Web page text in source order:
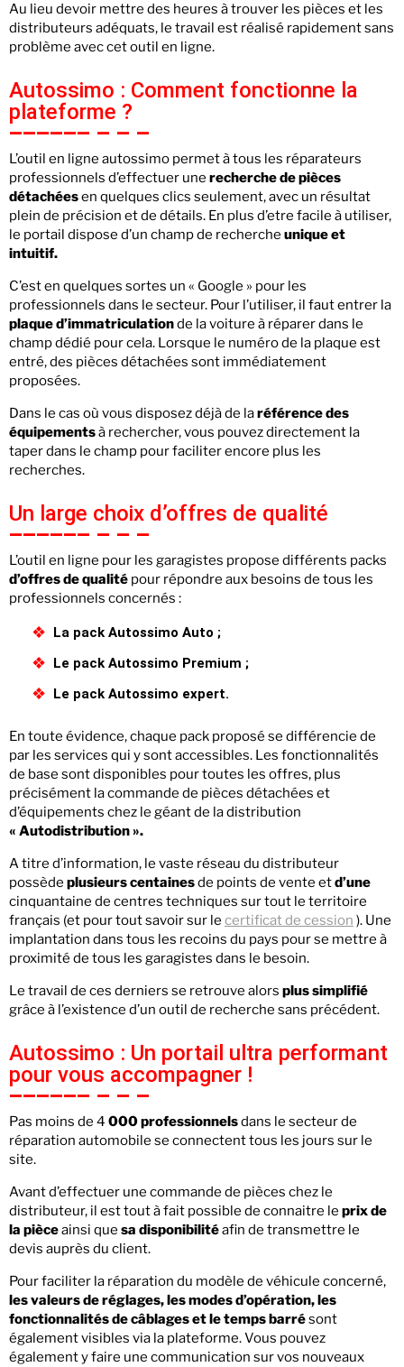
Au lieu devoir mettre des heures à trouver les pièces et les
distributeurs adéquats, le travail est réalisé rapidement sans
problème avec cet outil en ligne.
Autossimo : Comment fonctionne la
plateforme ?
L’outil en ligne autossimo permet à tous les réparateurs
professionnels d’effectuer une recherche de pièces
détachéesen quelques clics seulement, avec un résultat
plein de précision et de détails. En plus d’etre facile à utiliser,
le portail dispose d’un champ de recherche unique et
intuitif.
C’est en quelques sortes un « Google » pour les
professionnels dans le secteur. Pour l’utiliser, il faut entrer la
plaque d’immatriculationde la voiture à réparer dans le
champ dédié pour cela. Lorsque le numéro de la plaque est
entré, des pièces détachées sont immédiatement
proposées.
Dans le cas où vous disposez déjà de laréférence des
équipementsà rechercher, vous pouvez directement la
taper dans le champ pour faciliter encore plus les
recherches.
Un large choix d’offres de qualité
L’outil en ligne pour les garagistes propose différents packs
d’offres de qualité pour répondre aux besoins de tous les
professionnels concernés :
La pack Autossimo Auto ;
Le pack Autossimo Premium ;
Le pack Autossimo expert.
En toute évidence, chaque pack proposé se différencie de
par les services qui y sont accessibles. Les fonctionnalités
de base sont disponibles pour toutes les offres, plus
précisément la commande de pièces détachées et
d’équipements chez le géant de la distribution
« Autodistribution ».
A titre d’information, le vaste réseau du distributeur
possède plusieurscentainesde points de vente etd’une
cinquantaine de centres techniques sur tout le territoire
français (et pour tout savoir sur le certificat de cession ). Une
implantation dans tous les recoins du pays pour se mettre à
proximité de tous les garagistes dans le besoin.
Le travail de ces derniers se retrouve alors plus simplifié
grâce à l’existence d’un outil de recherche sans précédent.
Autossimo : Un portail ultra performant
pour vous accompagner !
Pas moins de 4 000 professionnelsdans le secteur de
réparation automobile se connectent tous les jours sur le
site.
Avant d’effectuer une commande de pièces chez le
distributeur, il est tout à fait possible de connaitre le prix de
la pièceainsi que sa disponibilitéafin de transmettre le
devis auprès du client.
Pour faciliter la réparation du modèle de véhicule concerné,
les valeurs de réglages, les modes d’opération, les
fonctionnalités de câblages et le temps barrésont
également visibles via la plateforme. Vous pouvez
également y faire une communication sur vos nouveaux